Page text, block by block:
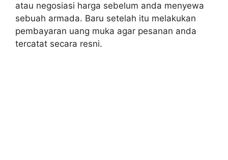
atau negosiasi harga sebelum anda menyewa
sebuah armada. Baru setelah itu melakukan
pembayaran uang muka agar pesanan anda
tercatat secara resni.